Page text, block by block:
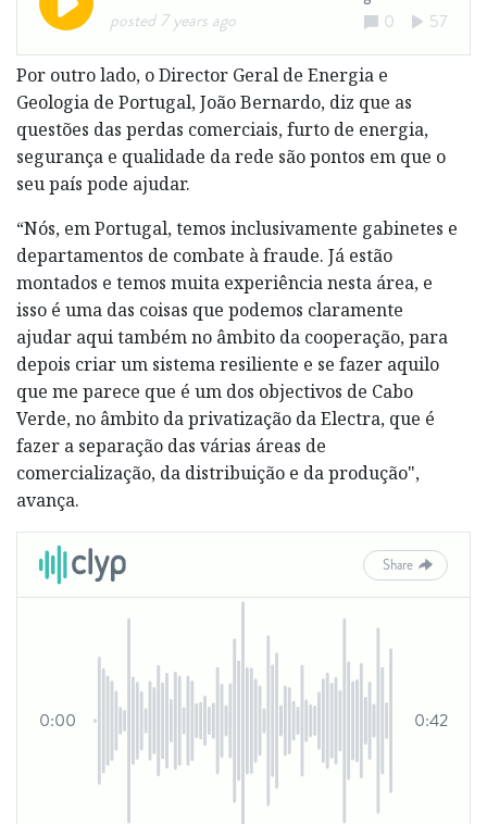
Por outro lado, o Director Geral de Energia e
Geologia de Portugal, João Bernardo, diz que as
questões das perdas comerciais, furto de energia,
segurança e qualidade da rede são pontos em que o
seu país pode ajudar.
“Nós, em Portugal, temos inclusivamente gabinetes e
departamentos de combate à fraude. Já estão
montados e temos muita experiência nesta área, e
isso é uma das coisas que podemos claramente
ajudar aqui também no âmbito da cooperação, para
depois criar um sistema resiliente e se fazer aquilo
que me parece que é um dos objectivos de Cabo
Verde, no âmbito da privatização da Electra, que é
fazer a separação das várias áreas de
comercialização, da distribuição e da produção",
avança.